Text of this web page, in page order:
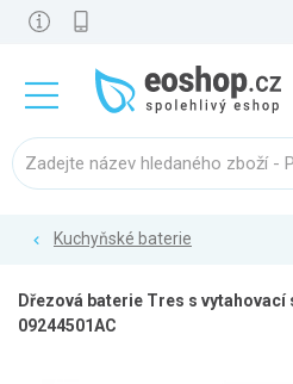
Kuchyňské baterie
Dřezová baterie Tres s
09244501AC